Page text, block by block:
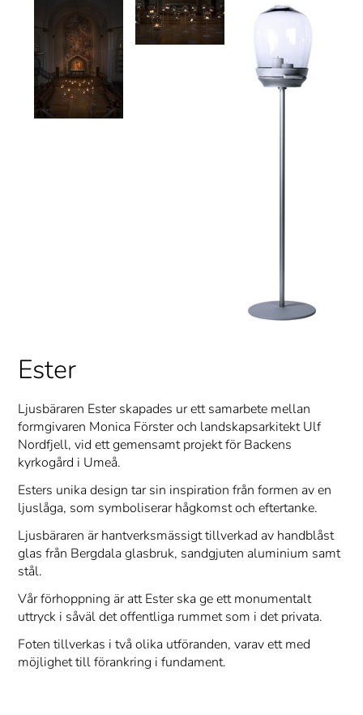
Ester
Ljusbäraren Ester skapades ur ett samarbete mellan
formgivaren Monica Förster och landskapsarkitekt Ulf
Nordfjell, vid ett gemensamt projekt för Backens
kyrkogård i Umeå.
Esters unika design tar sin inspiration från formen av en
ljuslåga, som symboliserar hågkomst och eftertanke.
Ljusbäraren är hantverksmässigt tillverkad av handblåst
glas från Bergdala glasbruk, sandgjuten aluminium samt
stål.
Vår förhoppning är att Ester ska ge ett monumentalt
uttryck i såväl det offentliga rummet som i det privata.
Foten tillverkas i två olika utföranden, varav ett med
möjlighet till förankring i fundament.